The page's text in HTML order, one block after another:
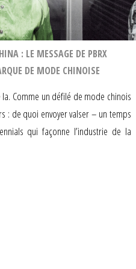
: LE MESSAGE DE PBRX
DE MODE CHINOISE
Comme un défilé de mode chinois
: de quoi envoyer valser – un temps
qui façonne l’industrie de la